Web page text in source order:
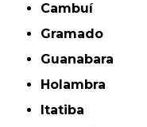
Cambuí
Gramado
Guanabara
Holambra
Itatiba